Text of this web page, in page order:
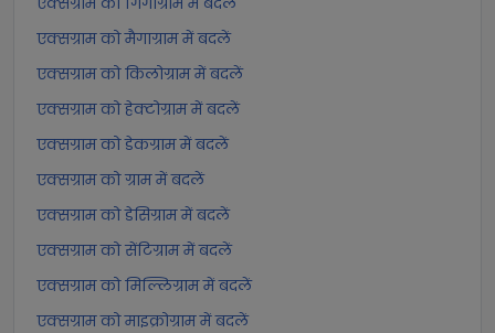
एक्सग्राम को मैगाग्राम में बदलें
एक्सग्राम को किलोग्राम में बदलें
एक्सग्राम को हेक्टोग्राम में बदलें
एक्सग्राम को डेकग्राम में बदलें
एक्सग्राम को ग्राम में बदलें
एक्सग्राम को डेसिग्राम में बदलें
एक्सग्राम को सेंटिग्राम में बदलें
एक्सग्राम को मिल्लिग्राम में बदलें
एक्सग्राम को माइक्रोग्राम में बदलें